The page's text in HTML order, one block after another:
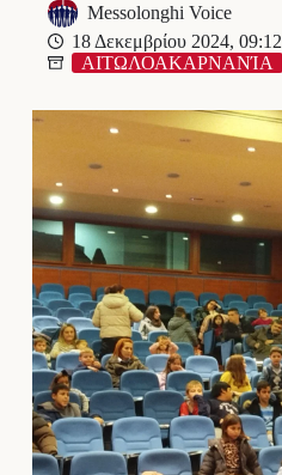
Messolonghi Voice
18 Δεκεμβρίου 2024, 09:12
ΑΙΤΩΛΟΑΚΑΡΝΑΝΊΑ